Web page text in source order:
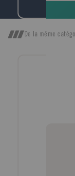
De la même